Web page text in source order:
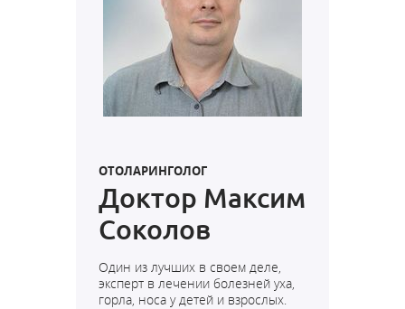
ОТОЛАРИНГОЛОГ
Доктор Максим
Соколов
Один из лучших в своем деле,
эксперт в лечении болезней уха,
горла, носа у детей и взрослых.